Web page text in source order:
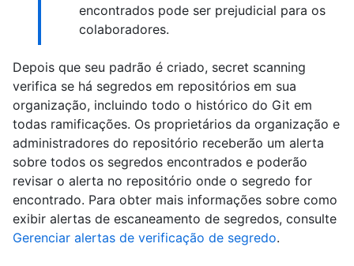
encontrados pode ser prejudicial para os
colaboradores.
Depois que seu padrão é criado, secret scanning
verifica se há segredos em repositórios em sua
organização, incluindo todo o histórico do Git em
todas ramificações. Os proprietários da organização e
administradores do repositório receberão um alerta
sobre todos os segredos encontrados e poderão
revisar o alerta no repositório onde o segredo for
encontrado. Para obter mais informações sobre como
exibir alertas de escaneamento de segredos, consulte
Gerenciar alertas de verificação de segredo.